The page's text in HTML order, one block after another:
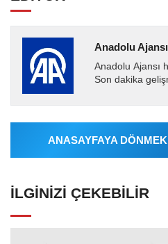
Anadolu Ajansı
Anadolu Ajansı
Son dakika
Ajansı
ANASAYFAYA
İLGINIZI ÇEKEBILIR